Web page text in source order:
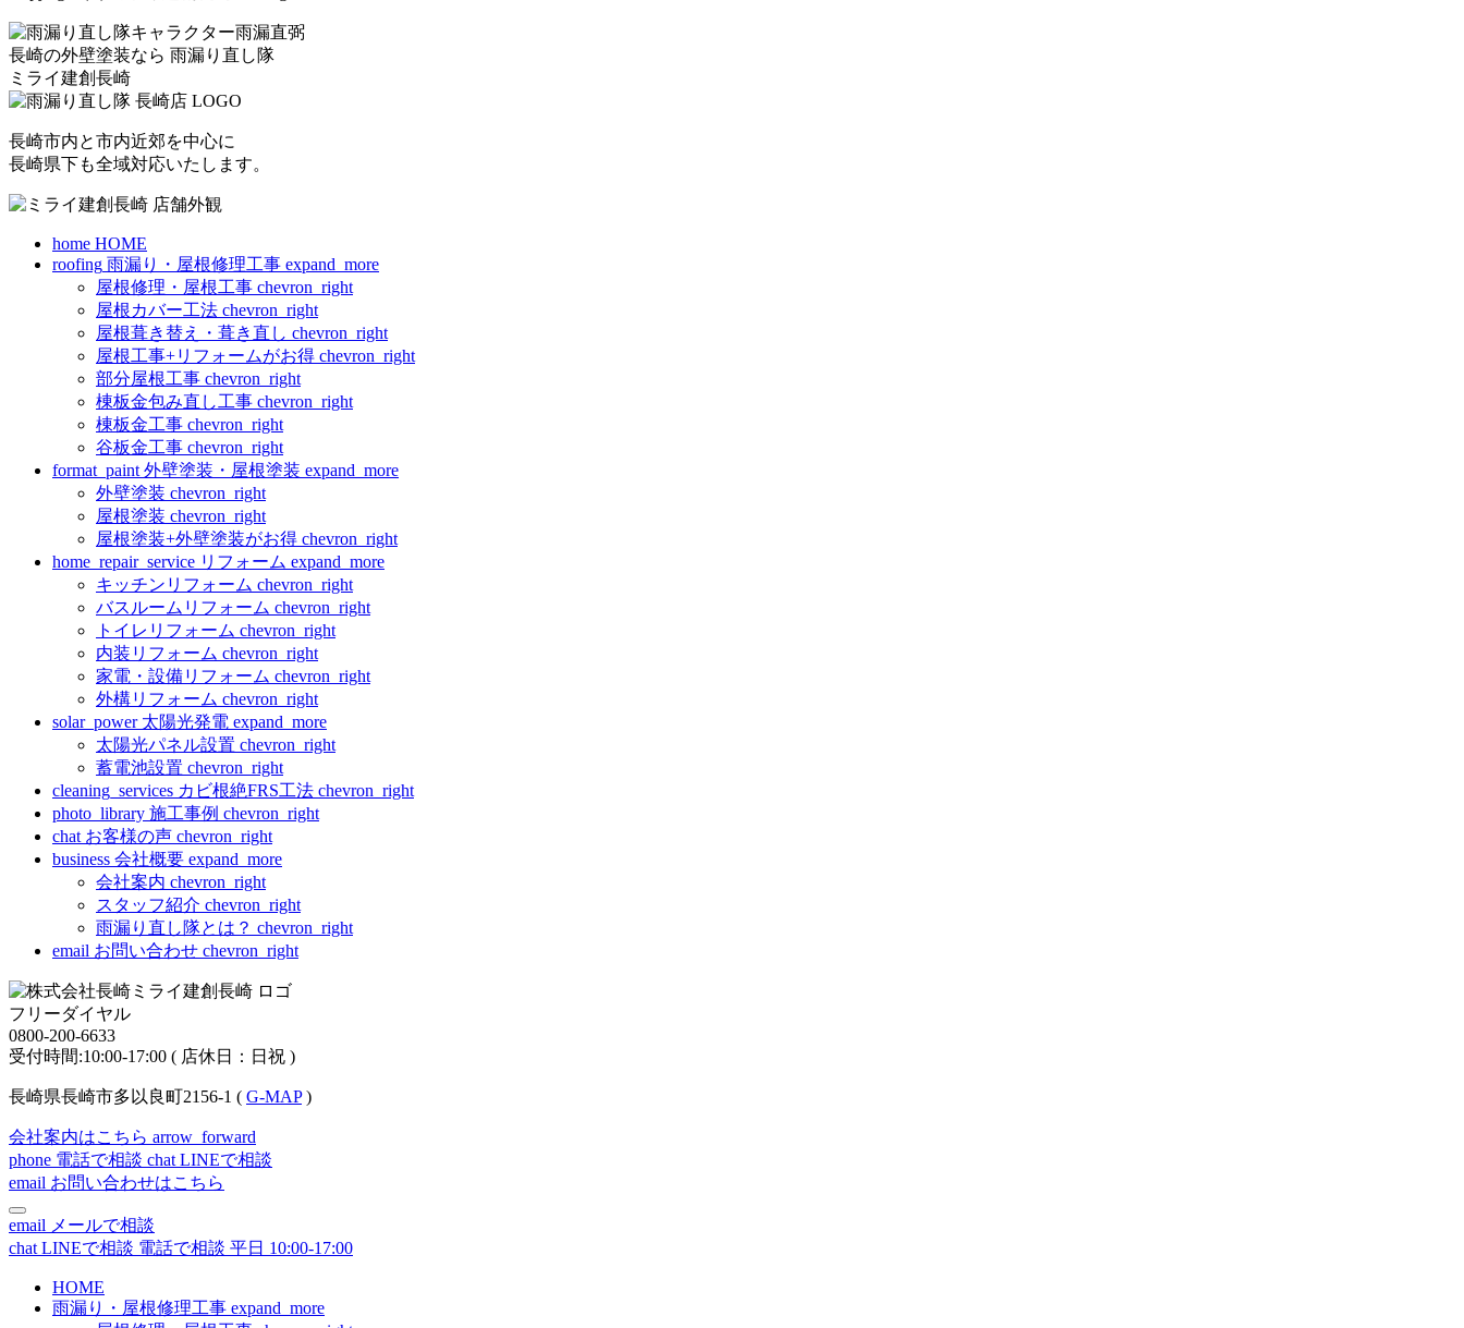
長崎の外壁塗装なら 雨漏り直し隊
ミライ建創長崎
長崎市内と市内近郊を中心に
長崎県下も全域対応いたします。
home HOME
roofing 雨漏り・屋根修理工事 expand_more
屋根修理・屋根工事 chevron_right
屋根カバー工法 chevron_right
屋根葺き替え・葺き直し chevron_right
屋根工事+リフォームがお得 chevron_right
部分屋根工事 chevron_right
棟板金包み直し工事 chevron_right
棟板金工事 chevron_right
谷板金工事 chevron_right
format_paint 外壁塗装・屋根塗装 expand_more
外壁塗装 chevron_right
屋根塗装 chevron_right
屋根塗装+外壁塗装がお得 chevron_right
home_repair_service リフォーム expand_more
キッチンリフォーム chevron_right
バスルームリフォーム chevron_right
トイレリフォーム chevron_right
内装リフォーム chevron_right
家電・設備リフォーム chevron_right
外構リフォーム chevron_right
solar_power 太陽光発電 expand_more
太陽光パネル設置 chevron_right
蓄電池設置 chevron_right
cleaning_services カビ根絶FRS工法 chevron_right
photo_library 施工事例 chevron_right
chat お客様の声 chevron_right
business 会社概要 expand_more
会社案内 chevron_right
スタッフ紹介 chevron_right
雨漏り直し隊とは？ chevron_right
email お問い合わせ chevron_right
フリーダイヤル
0800-200-6633
受付時間:10:00-17:00 ( 店休日：日祝 )
長崎県長崎市多以良町2156-1 ( G-MAP)
会社案内はこちら arrow_forward
phone 電話で相談 chat LINEで相談
email お問い合わせはこちら
email メールで相談
chat LINEで相談 電話で相談 平日 10:00-17:00
HOME
雨漏り・屋根修理工事 expand_more